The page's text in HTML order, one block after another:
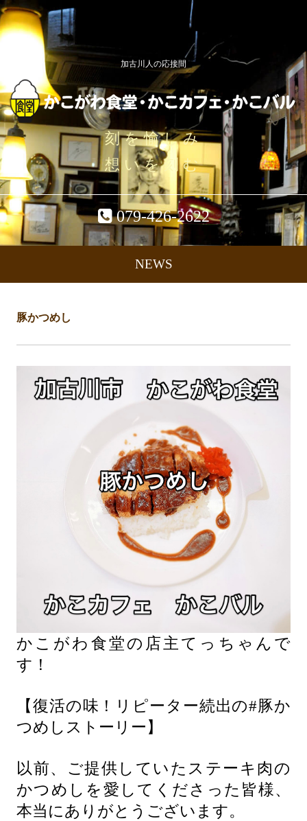
加古川人の応接間
刻を愉しみ
想いを刻む
079-426-2622
NEWS
豚かつめし
かこがわ食堂の店主てっちゃんで
す！
【復活の味！リピーター続出の#豚か
つめしストーリー】
以前、ご提供していたステーキ肉の
かつめしを愛してくださった皆様、
本当にありがとうございます。